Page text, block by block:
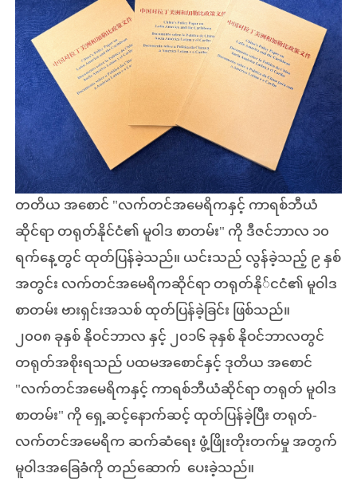
တတိယ အစောင် "လက်တင်အမေရိကနှင့် ကာရစ်ဘီယံ
ဆိုင်ရာ တရုတ်နိုင်ငံ၏ မူဝါဒ စာတမ်း" ကို ဒီဇင်ဘာလ ၁၀
ရက်နေ့တွင် ထုတ်ပြန်ခဲ့သည်။ ယင်းသည် လွန်ခဲ့သည့် ၉ နှစ်
အတွင်း လက်တင်အမေရိကဆိုင်ရာ တရုတ်နို်ငငံ၏ မူဝါဒ
စာတမ်း ဗားရှင်းအသစ် ထုတ်ပြန်ခဲ့ခြင်း ဖြစ်သည်။
၂၀၀၈ ခုနှစ် နိုဝင်ဘာလ နှင့် ၂၀၁၆ ခုနှစ် နိုဝင်ဘာလတွင်
တရုတ်အစိုးရသည် ပထမအစောင်နှင့် ဒုတိယ အစောင်
"လက်တင်အမေရိကနှင့် ကာရစ်ဘီယံဆိုင်ရာ တရုတ် မူဝါဒ
စာတမ်း" ကို ရှေ့ဆင့်နောက်ဆင့် ထုတ်ပြန်ခဲ့ပြီး တရုတ်-
လက်တင်အမေရိက ဆက်ဆံရေး ဖွံ့ဖြိုးတိုးတက်မှု အတွက်
မူဝါဒအခြေခံကို တည်ဆောက် ပေးခဲ့သည်။